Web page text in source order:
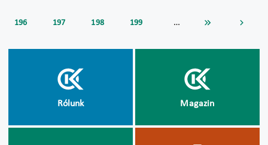
196 197 198 199 …
Rólunk Magazin